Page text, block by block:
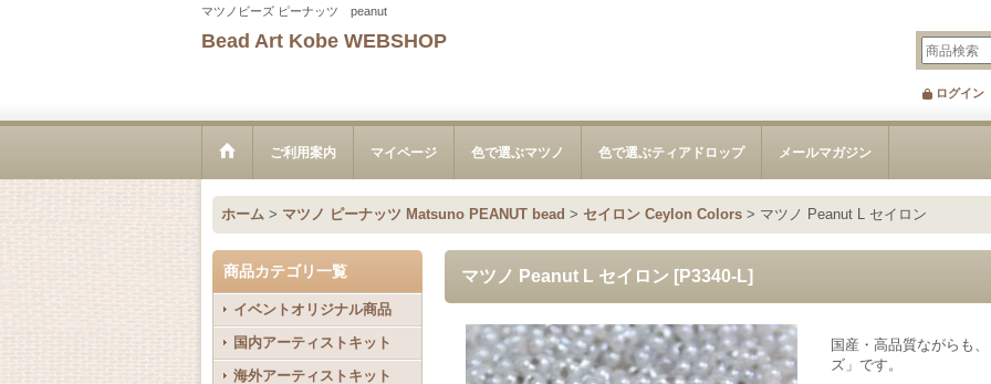
マツノビーズ ピーナッツ peanut
Bead Art Kobe WEBSHOP
ログイン
ご利用案内 マイページ 色で選ぶマツノ 色で選ぶティアドロップ メールマガジン
ホーム > マツノ ピーナッツ Matsuno PEANUT bead > セイロン Ceylon Colors > マツノ Peanut L セイロン
商品カテゴリ一覧
イベントオリジナル商品
国内アーティストキット
海外アーティストキット
マツノ Peanut L セイロン [P3340-L]
国産・高品質ながらも
ズ」です。